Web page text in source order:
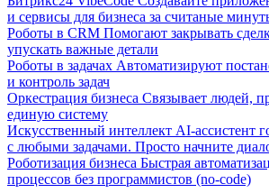
и сервисы для бизнеса за считаные
Роботы в CRM Помогают закрывать
упускать важные детали
Роботы в задачах Автоматизируют
и контроль задач
Оркестрация бизнеса Связывает людей,
единую систему
Искусственный интеллект AI-ассистент
с любыми задачами. Просто начните
Роботизация бизнеса Быстрая
процессов без программистов (no-code)